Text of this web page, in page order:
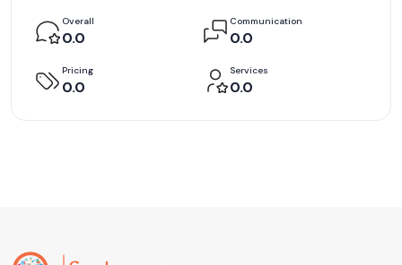
Overall
0.0
Communication
0.0
Pricing
0.0
Services
0.0